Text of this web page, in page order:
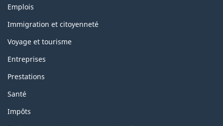
Thèmes
sujets
Emplois
Immigration et citoyenneté
Voyage et tourisme
Entreprises
Prestations
Santé
Impôts